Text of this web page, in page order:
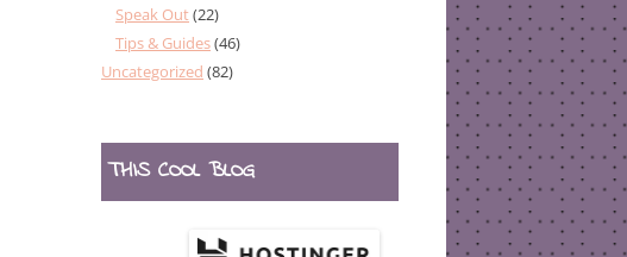
Speak Out(22)
Tips & Guides(46)
Uncategorized (82)
THIS COOL BLOG